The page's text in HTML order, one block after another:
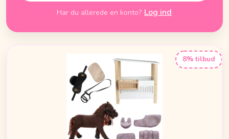
Har du allerede en konto? Log ind
8% tilbud